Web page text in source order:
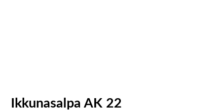
Ikkunasalpa AK 22